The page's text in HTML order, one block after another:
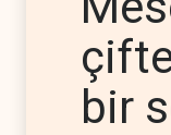
bir